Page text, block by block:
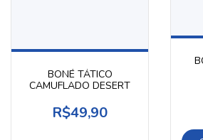
BONÉ TÁTICO
CAMUFLADO DESERT
R$49,90